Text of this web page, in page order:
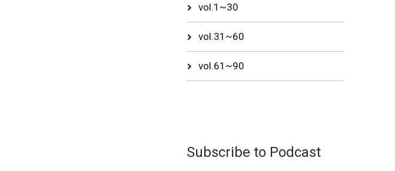
vol.1~30
vol.31~60
vol.61~90
Subscribe to Podcast